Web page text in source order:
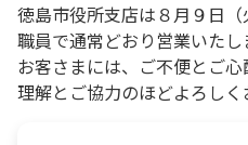
徳島市役所支店は８月９日
職員で通常どおり営業いたし
お客さまには、ご不便とご
理解とご協力のほどよろしく